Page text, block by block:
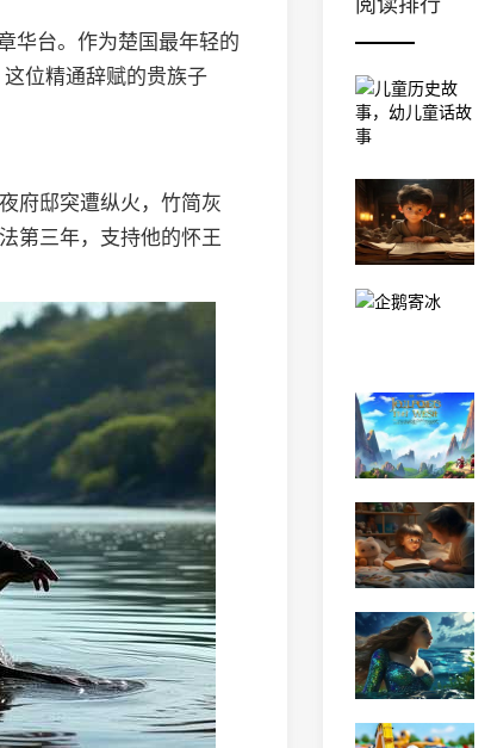
华台。作为楚国最年轻的
位精通辞赋的贵族子
府邸突遭纵火，竹简灰
第三年，支持他的怀王
阅读排行